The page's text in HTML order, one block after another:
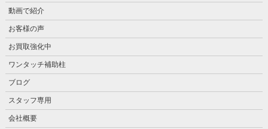
動画で紹介
お客様の声
お買取強化中
ワンタッチ補助柱
ブログ
スタッフ専用
会社概要